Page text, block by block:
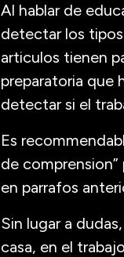
Al hablar de
detectar los
articulos tienen
preparatoria que
detectar si el
Es
de
en parrafos
Sin lugar a
casa, en el